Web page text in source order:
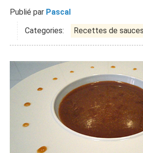
Publié par Pascal
Categories:
Recettes de sauces